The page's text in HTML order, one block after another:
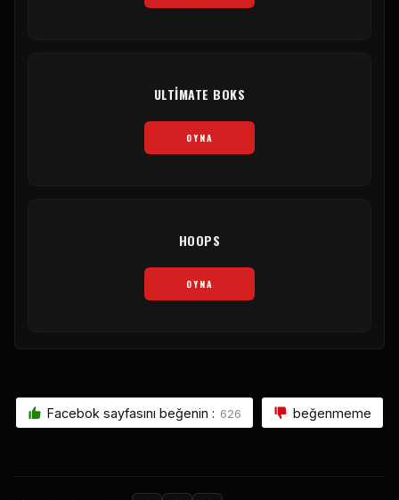
ULTIMATE BOKS
OYNA
HOOPS
OYNA
Facebok sayfasını beğenin : 626 beğenmeme